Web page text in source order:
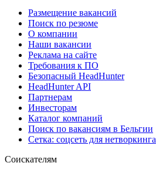
Размещение вакансий
Поиск по резюме
О компании
Наши вакансии
Реклама на сайте
Требования к ПО
Безопасный HeadHunter
HeadHunter API
Партнерам
Инвесторам
Каталог компаний
Поиск по вакансиям в Бельгии
Сетка: соцсеть для нетворкинга
Соискателям